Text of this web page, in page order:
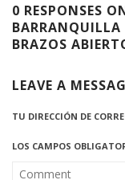
0 RESPONSES
BRAZOS
LEAVE A
TU DIRECCIÓN DE
LOS CAMPOS